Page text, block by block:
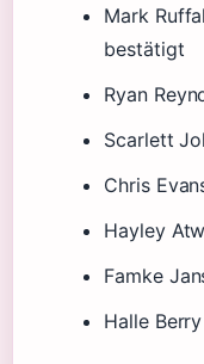
Mark
bestätigt
Ryan
Scarlett
Chris
Hayley
Famke
Halle